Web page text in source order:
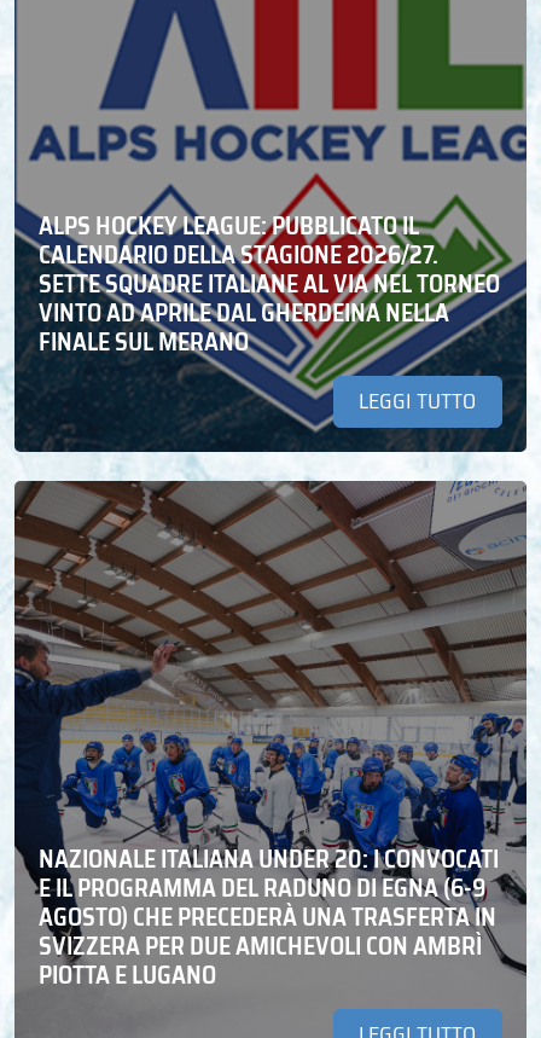
ALPS HOCKEY LEAGUE: PUBBLICATO IL
CALENDARIO DELLA STAGIONE 2026/27.
SETTE SQUADRE ITALIANE AL VIA NEL TORNEO
VINTO AD APRILE DAL GHERDEINA NELLA
FINALE SUL MERANO
LEGGI TUTTO
NAZIONALE ITALIANA UNDER 20: I CONVOCATI
E IL PROGRAMMA DEL RADUNO DI EGNA (6-9
AGOSTO) CHE PRECEDERÀ UNA TRASFERTA IN
SVIZZERA PER DUE AMICHEVOLI CON AMBRÌ
PIOTTA E LUGANO